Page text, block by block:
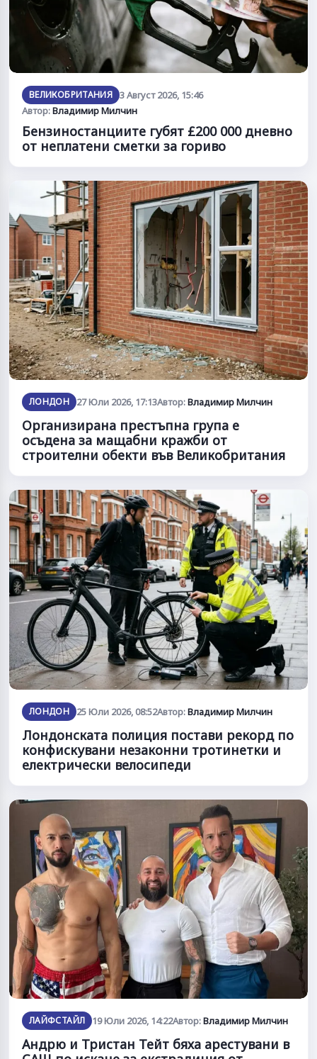
ВЕЛИКОБРИТАНИЯ 3 Август 2026, 15:46
Автор:Владимир Милчин
Бензиностанциите губят £200 000 дневно
от неплатени сметки за гориво
ЛОНДОН 27 Юли 2026, 17:13Автор:Владимир Милчин
Организирана престъпна група е
осъдена за мащабни кражби от
строителни обекти във Великобритания
ЛОНДОН 25 Юли 2026, 08:52Автор:Владимир Милчин
Лондонската полиция постави рекорд по
конфискувани незаконни тротинетки и
електрически велосипеди
ЛАЙФСТАЙЛ 19 Юли 2026, 14:22Автор:Владимир Милчин
Андрю и Тристан Тейт бяха арестувани в